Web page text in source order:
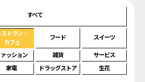
すべて
ストラン・
カフェ
フード スイーツ
ッション 雑貨
サービス
家電 ドラッグストア 生花